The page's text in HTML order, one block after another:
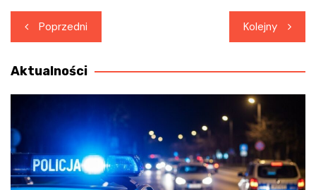
Nawigacja
wpisu
Poprzedni Kolejny
Aktualności